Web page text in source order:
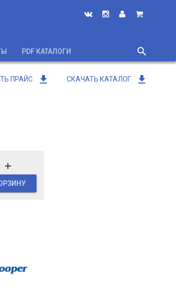
PDF КАТАЛОГИ
search
close
ПРАЙС get_app СКАЧАТЬ КАТАЛОГ get_app